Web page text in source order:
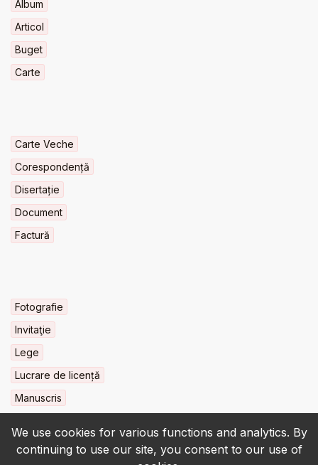
We use cookies for various functions and analytics. By
continuing to use our site, you consent to our use of
Album
Articol
Buget
Carte
Carte Veche
Corespondență
Disertație
Document
Factură
Fotografie
Invitaţie
Lege
Lucrare de licență
Manuscris